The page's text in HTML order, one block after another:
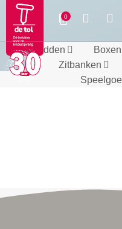
Bedden Boxen
Zitbanken